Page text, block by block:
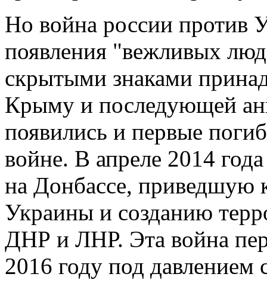
Но война россии против
появления "вежливых
скрытыми знаками
Крыму и последующей
появились и первые
войне. В апреле 2014
на Донбассе, приведшую
Украины и созданию
ДНР и ЛНР. Эта война
2016 году под давлением